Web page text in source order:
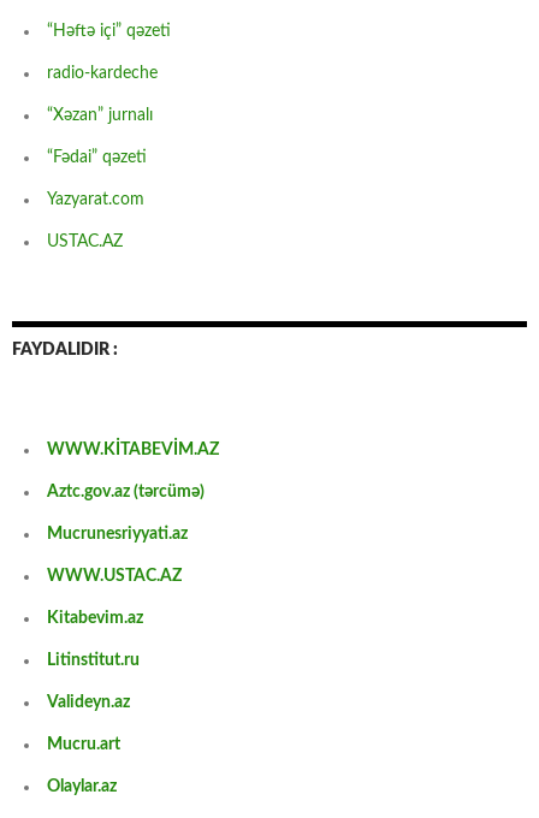
“Həftə içi” qəzeti
radio-kardeche
“Xəzan” jurnalı
“Fədai” qəzeti
Yazyarat.com
USTAC.AZ
FAYDALIDIR :
WWW.KİTABEVİM.AZ
Aztc.gov.az (tərcümə)
Mucrunesriyyati.az
WWW.USTAC.AZ
Kitabevim.az
Litinstitut.ru
Valideyn.az
Mucru.art
Olaylar.az